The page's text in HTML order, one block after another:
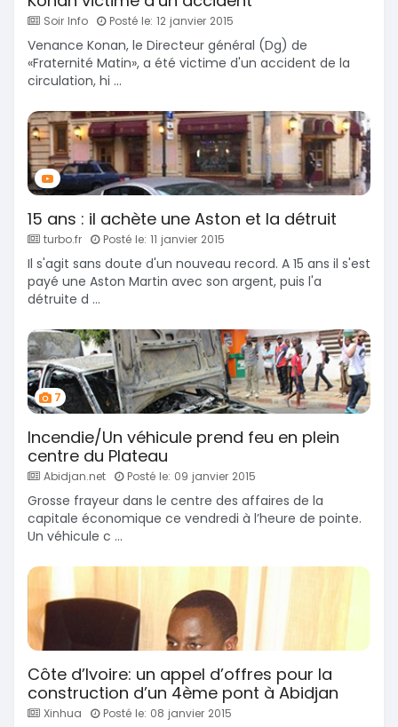
Soir Info Posté le: 12 janvier 2015
Venance Konan, le Directeur général (Dg) de
«Fraternité Matin», a été victime d'un accident de la
circulation, hi ...
15 ans : il achète une Aston et la détruit
turbo.fr Posté le: 11 janvier 2015
Il s'agit sans doute d'un nouveau record. A 15 ans il s'est
payé une Aston Martin avec son argent, puis l'a
détruite d ...
7
Incendie/Un véhicule prend feu en plein
centre du Plateau
Abidjan.net Posté le: 09 janvier 2015
Grosse frayeur dans le centre des affaires de la
capitale économique ce vendredi à l’heure de pointe.
Un véhicule c ...
Côte d’Ivoire: un appel d’offres pour la
construction d’un 4ème pont à Abidjan
Xinhua Posté le: 08 janvier 2015